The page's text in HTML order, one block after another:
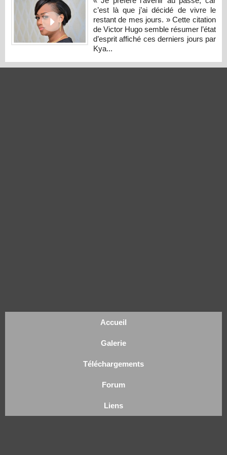
c’est là que j’ai décidé de vivre le
restant de mes jours. » Cette citation
de Victor Hugo semble résumer l’état
d’esprit affiché ces derniers jours par
Kya...
Accueil
Galerie
Téléchargements
Forum
Liens